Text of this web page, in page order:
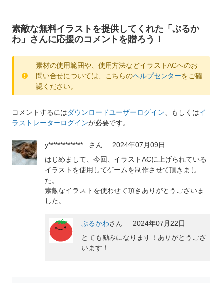
素敵な無料イラストを提供してくれた「ぷるか
わ」さんに応援のコメントを贈ろう！
素材の使用範囲や、使用方法などイラストACへのお
問い合せについては、こちらのヘルプセンターをご確
認ください。
コメントするにはダウンロードユーザーログイン 、もしくはイ
ラストレーターログインが必要です。
y**************... さん
2024年07月09日
はじめまして、今回、イラストACに上げられている
イラストを使用してゲームを制作させて頂きまし
た。
素敵なイラストを使わせて頂きありがとうございま
した。
ぷるかわさん
2024年07月22日
とても励みになります！ありがとうござ
います！